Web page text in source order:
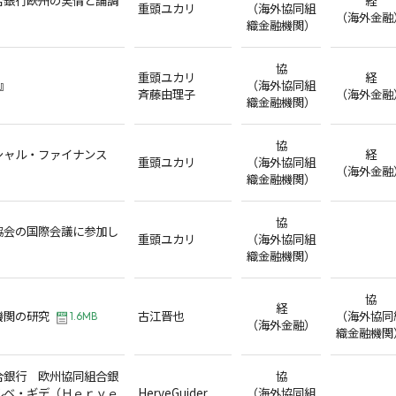
重頭ユカリ
（海外協同組
織金融機関）
（海外金
重頭ユカリ
斉藤由理子
協
（海外協同組
織金融機関）
経
（海外金
ル・ファイナンス 重頭ユカリ
協
（海外協同組
織金融機関）
経
（海外金
の国際会議に参加し 重頭ユカリ
協
（海外協同組
織金融機関）
の研究 1.6MB 古江晋也
経
（海外金融）
協
（海外協
織金融機
銀行 欧州協同組合銀
・ギデ（Ｈｅｒｖｅ
HerveGuider
協
（海外協同組